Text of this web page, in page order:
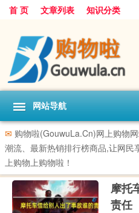
首 页 文章列表 知识分类
网站导航
✉ 购物啦(GouwuLa.Cn)网上购物
潮流、最新热销排行榜商品,让网民
上购物上购物啦！
摩托
责任